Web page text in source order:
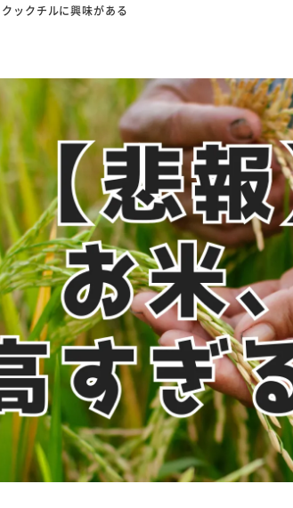
への取り組み
について
よる検査
ト体制
仕事紹介
社員インタビュー
数字で見る名阪食品
募集要項
個人情報保護方針 免責事項
ーポリシー
クックチルに興味がある